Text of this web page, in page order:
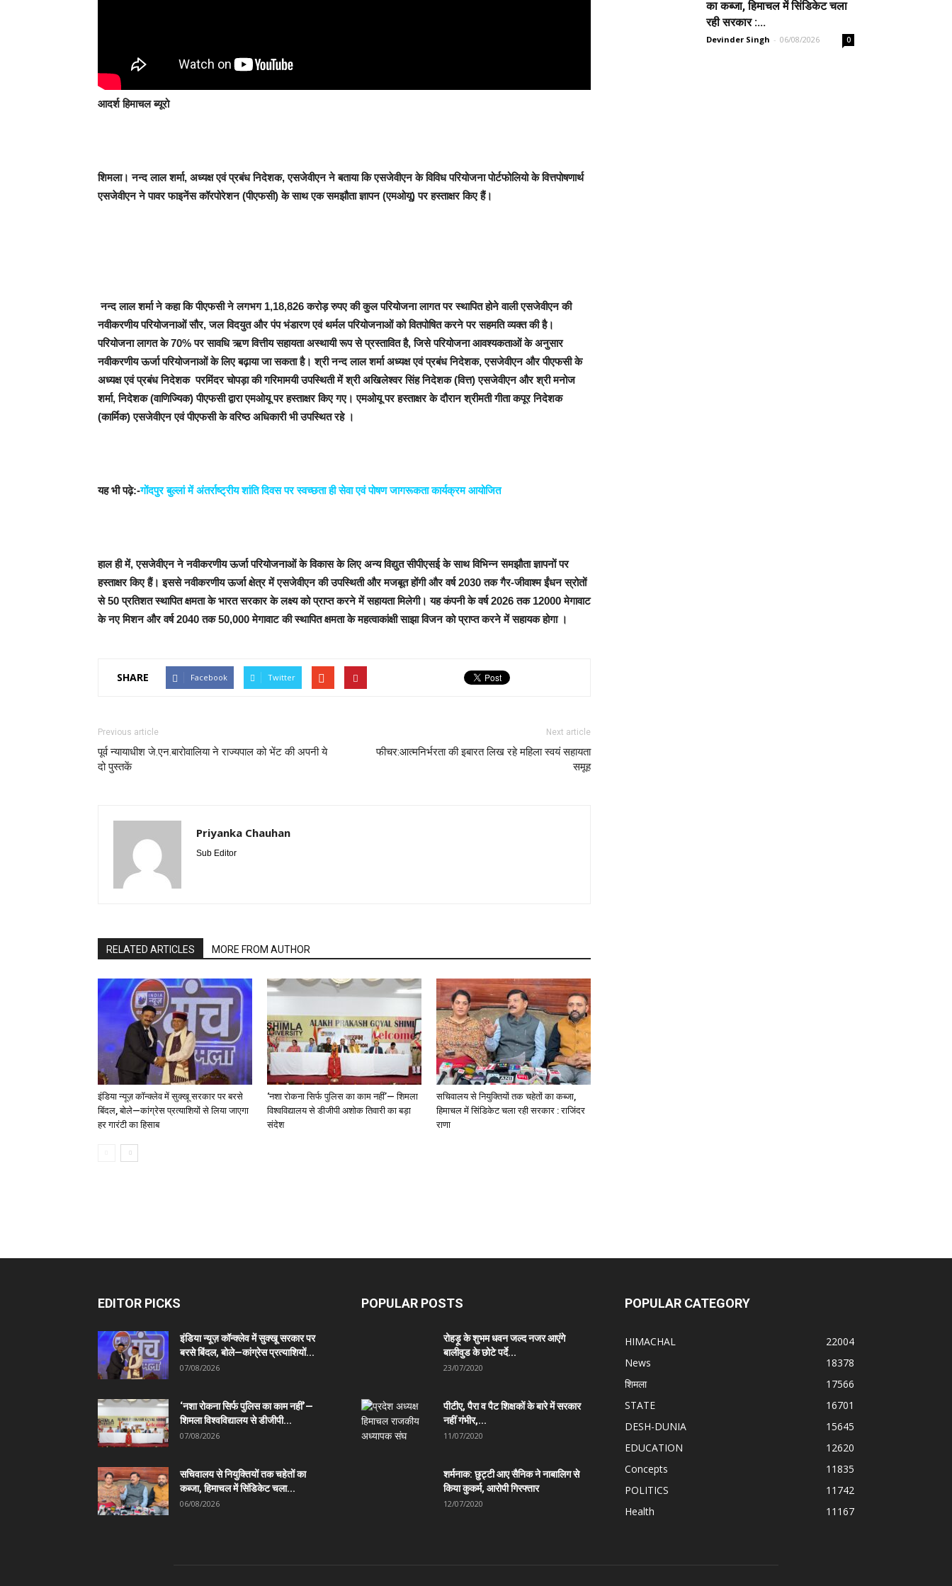
आदर्श हिमाचल ब्यूरो
शिमला। नन्द लाल शर्मा, अध्यक्ष एवं प्रबंध निदेशक,एसजेवीएन ने बताया कि एसजेवीएन के विविध परियोजना पोर्टफोलियो के वित्तपोषणार्थ
एसजेवीएन ने पावर फाइनेंस कॉरपोरेशन (पीएफसी) के साथ एक समझौता ज्ञापन (एमओयू) पर हस्ताक्षर किए हैं।
नन्द लाल शर्मा ने कहा कि पीएफसी ने लगभग 1,18,826 करोड़ रुपए की कुल परियोजना लागत पर स्थापित होने वाली एसजेवीएन की
नवीकरणीय परियोजनाओं सौर,जल विदयुत और पंप भंडारण एवं थर्मल परियोजनाओं को वितपोषित करने पर सहमति व्यक्त की है।
परियोजना लागत के70% पर सावधि ऋण वित्तीय सहायता अस्थायी रूप से प्रस्तावित है,जिसे परियोजना आवश्यकताओं के अनुसार
नवीकरणीय ऊर्जा परियोजनाओं के लिए बढ़ाया जा सकता है। श्री नन्द लाल शर्मा अध्यक्ष एवं प्रबंध निदेशक,एसजेवीएन और पीएफसी के
अध्यक्ष एवं प्रबंध निदेशक परमिंदर चोपड़ा की गरिमामयी उपस्थिती में श्री अखिलेश्वर सिंह निदेशक (वित्त) एसजेवीएन और श्री मनोज
शर्मा,निदेशक (वाणिज्यिक) पीएफसी द्वारा एमओयू पर हस्ताक्षर किए गए। एमओयू पर हस्ताक्षर के दौरान श्रीमती गीता कपूर निदेशक
(कार्मिक) एसजेवीएन एवं पीएफसी के वरिष्ठ अधिकारी भी उपस्थित रहे ।
यह भी पढ़े:-गोंदपुर बुल्लां में अंतर्राष्ट्रीय शांति दिवस पर स्वच्छता ही सेवा एवं पोषण जागरूकता कार्यक्रम आयोजित
हाल ही में,एसजेवीएन ने नवीकरणीय ऊर्जा परियोजनाओं के विकास के लिए अन्य विद्युत सीपीएसई के साथ विभिन्न समझौता ज्ञापनों पर
हस्ताक्षर किए हैं। इससे नवीकरणीय ऊर्जा क्षेत्र में एसजेवीएन की उपस्थिती और मजबूत होंगी और वर्ष2030तक गैर-जीवाश्म ईंधन स्रोतों
से50प्रतिशत स्थापित क्षमता के भारत सरकार के लक्ष्य को प्राप्त करने में सहायता मिलेगी। यह कंपनी के वर्ष2026तक 12000मेगावाट
के नए मिशन और वर्ष2040तक50,000मेगावाट की स्थापित क्षमता के महत्वाकांक्षी साझा विजन को प्राप्त करने में सहायक होगा ।
SHARE Facebook Twitter
Previous article
पूर्व न्यायाधीश जे.एन.बारोवालिया ने राज्यपाल को भेंट की अपनी ये
दो पुस्तकें
Next article
फीचर:आत्मनिर्भरता की इबारत लिख रहे महिला स्वयं सहायता
समूह
Priyanka Chauhan
Sub Editor
RELATED ARTICLES MORE FROM AUTHOR
इंडिया न्यूज़ कॉन्क्लेव में सुक्खू सरकार पर बरसे
बिंदल, बोले—कांग्रेस प्रत्याशियों से लिया जाएगा
हर गारंटी का हिसाब
‘नशा रोकना सिर्फ पुलिस का काम नहीं’— शिमला
विश्वविद्यालय से डीजीपी अशोक तिवारी का बड़ा
संदेश
सचिवालय से नियुक्तियों तक चहेतों का कब्जा,
हिमाचल में सिंडिकेट चला रही सरकार : राजिंदर
राणा
का कब्जा, हिमाचल में सिंडिकेट चला
रही सरकार :...
Devinder Singh - 06/08/2026 0
EDITOR PICKS
इंडिया न्यूज़ कॉन्क्लेव में सुक्खू सरकार पर
बरसे बिंदल, बोले—कांग्रेस प्रत्याशियों...
07/08/2026
‘नशा रोकना सिर्फ पुलिस का काम नहीं’—
शिमला विश्वविद्यालय से डीजीपी...
07/08/2026
सचिवालय से नियुक्तियों तक चहेतों का
कब्जा, हिमाचल में सिंडिकेट चला...
06/08/2026
POPULAR POSTS
रोहड़ू के शुभम धवन जल्द नजर आएंगे
बालीवुड के छोटे पर्दे...
23/07/2020
पीटीए, पैरा व पैट शिक्षकों के बारे में सरकार
नहीं गंभीर,...
11/07/2020
शर्मनाक: छुट्टी आए सैनिक ने नाबालिग से
किया कुकर्म, आरोपी गिरफ्तार
12/07/2020
POPULAR CATEGORY
HIMACHAL
22004
News
18378
शिमला
17566
STATE
16701
DESH-DUNIA
15645
EDUCATION
12620
Concepts
11835
POLITICS
11742
Health
11167